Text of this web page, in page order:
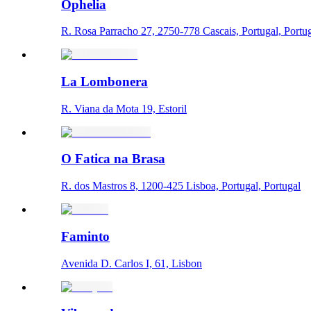
Ophelia
R. Rosa Parracho 27, 2750-778 Cascais, Portugal,
La Lombonera
R. Viana da Mota 19, Estoril
O Fatica na Brasa
R. dos Mastros 8, 1200-425 Lisboa, Portugal, Portugal
Faminto
Avenida D. Carlos I, 61, Lisbon